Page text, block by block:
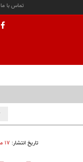
تماس با ما
تاریخ انتشار: ۱۷ مهر ۱۴۰۲ - ۱۰:۱۲